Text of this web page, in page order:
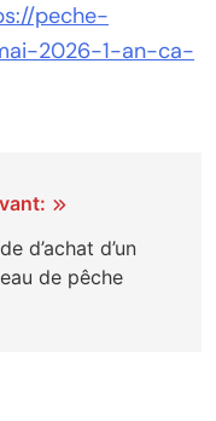
peche-
2026-1-an-ca-
d’achat d’un
de pêche